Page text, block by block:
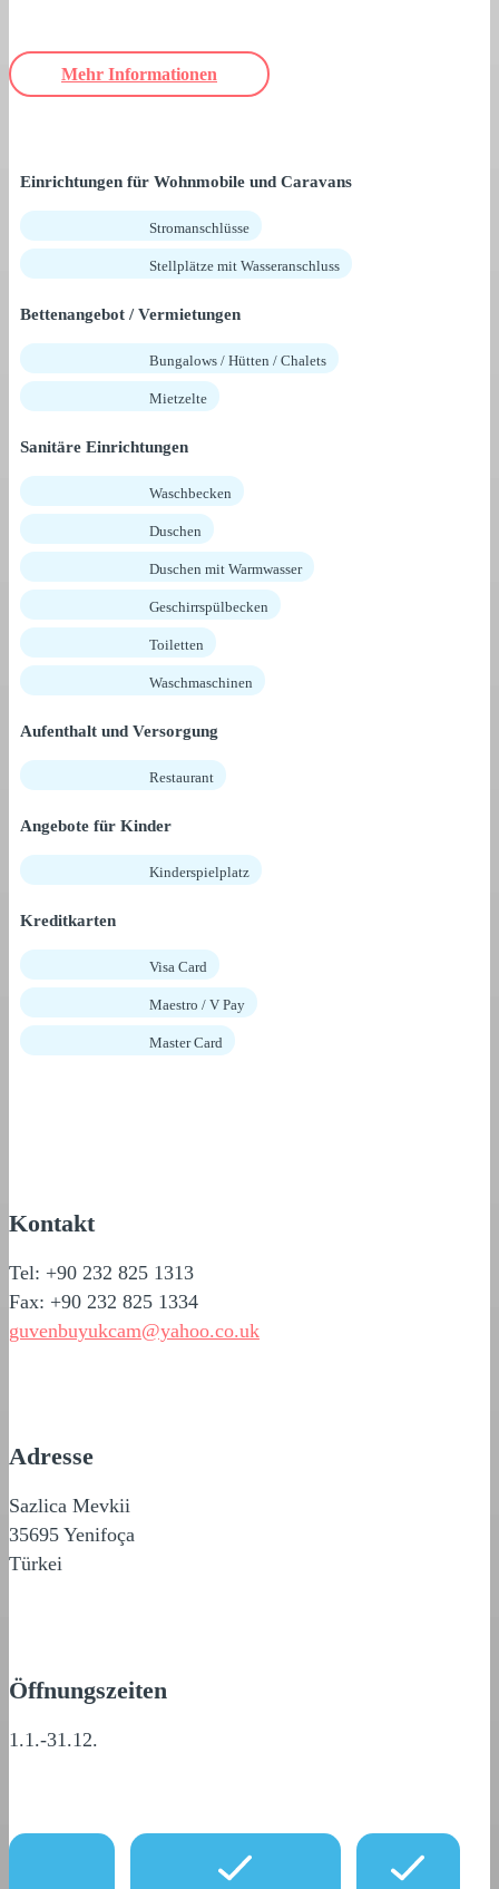
Mehr Informationen
Einrichtungen für Wohnmobile und Caravans
Stromanschlüsse
Stellplätze mit Wasseranschluss
Bettenangebot / Vermietungen
Bungalows / Hütten / Chalets
Mietzelte
Sanitäre Einrichtungen
Waschbecken
Duschen
Duschen mit Warmwasser
Geschirrspülbecken
Toiletten
Waschmaschinen
Aufenthalt und Versorgung
Restaurant
Angebote für Kinder
Kinderspielplatz
Kreditkarten
Visa Card
Maestro / V Pay
Master Card
Kontakt
Tel: +90 232 825 1313
Fax: +90 232 825 1334
guvenbuyukcam@yahoo.co.uk
Adresse
Sazlica Mevkii
35695 Yenifoça
Türkei
Öffnungszeiten
1.1.-31.12.